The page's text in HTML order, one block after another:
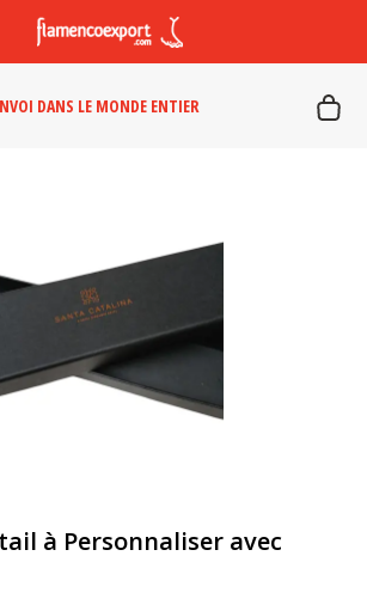
DANS LE MONDE ENTIER
à Personnaliser avec